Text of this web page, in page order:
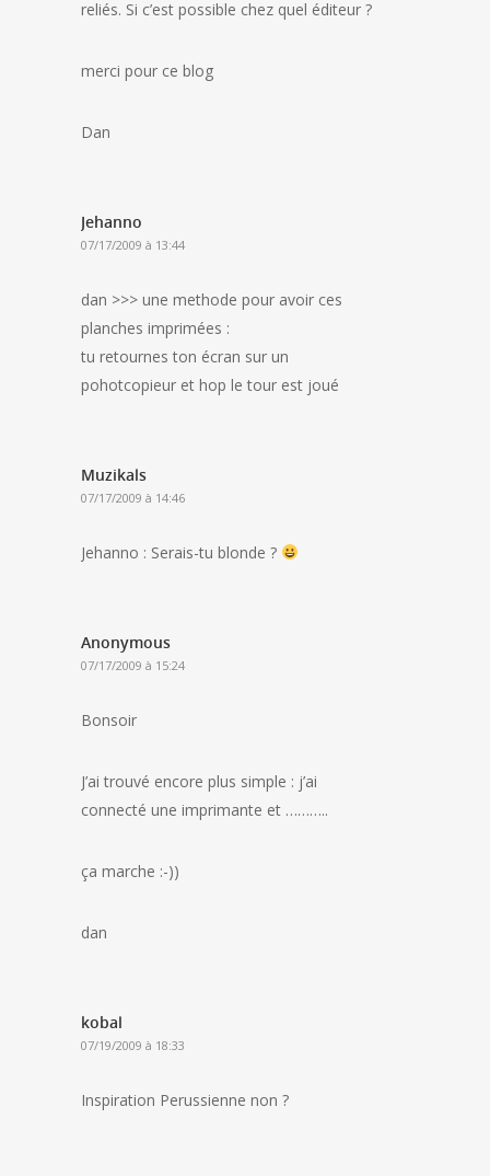
reliés. Si c’est possible chez quel éditeur ?
merci pour ce blog
Dan
Jehanno
07/17/2009 à 13:44
dan >>> une methode pour avoir ces
planches imprimées :
tu retournes ton écran sur un
pohotcopieur et hop le tour est joué
Muzikals
07/17/2009 à 14:46
Jehanno : Serais-tu blonde ?
Anonymous
07/17/2009 à 15:24
Bonsoir
J’ai trouvé encore plus simple : j’ai
connecté une imprimante et ………..
ça marche :-))
dan
kobal
07/19/2009 à 18:33
Inspiration Perussienne non ?